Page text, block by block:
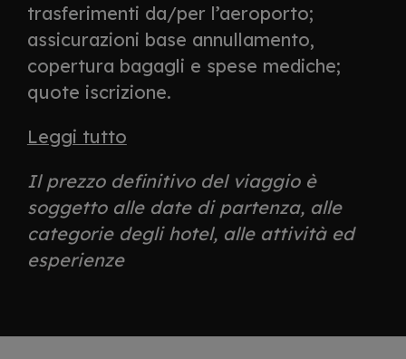
trasferimenti da/per l’aeroporto;
assicurazioni base annullamento,
copertura bagagli e spese mediche;
quote iscrizione.
Leggi tutto
Il prezzo definitivo del viaggio è
soggetto alle date di partenza, alle
categorie degli hotel, alle attività ed
esperienze